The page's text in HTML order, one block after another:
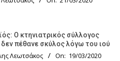
Ο κτηνιατρικός σύλλογος
δεν πέθανε σκύλος λόγω του ιού
Λεωτσάκος On: 19/03/2020